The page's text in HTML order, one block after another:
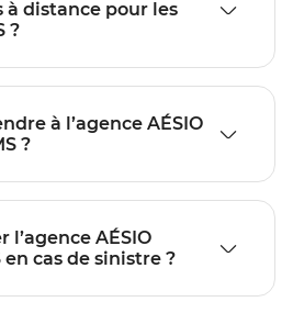
à distance pour les
?
à l’agence AÉSIO
?
l’agence AÉSIO
cas de sinistre ?